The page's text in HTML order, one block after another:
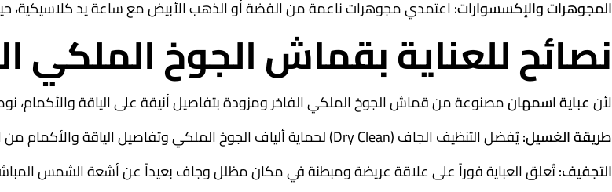
المجوهرات والإكسسوارات:اعتمدي مجوهرات ناعمة من الفضة أو الذهب الأبيض مع ساعة يد كلاسيكية،
نصائح للعناية بقماش الجوخ الملكي
لأنعباية اسمهانمصنوعة من قماش الجوخ الملكي الفاخر ومزودة بتفاصيل أنيقة على الياقة والأكمام، نوصي
طريقة الغسيل:يُفضل التنظيف الجاف (Dry Clean) لحماية ألياف الجوخ الملكي وتفاصيل الياقة والأكمام من التلف أو انكماش القماش.
التجفيف:تُعلق العباية فوراً على علاقة عريضة ومبطنة في مكان مظلل وجاف بعيداً عن أشعة الشمس